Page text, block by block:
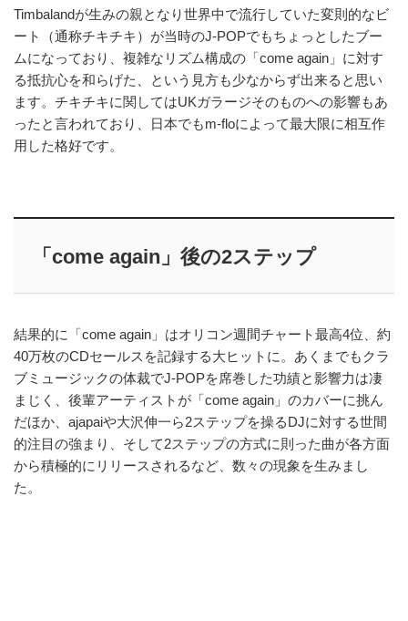
Timbalandが生みの親となり世界中で流行していた変則的なビ
ート（通称チキチキ）が当時のJ-POPでもちょっとしたブー
ムになっており、複雑なリズム構成の「come again」に対す
る抵抗心を和らげた、という見方も少なからず出来ると思い
ます。チキチキに関してはUKガラージそのものへの影響もあ
ったと言われており、日本でもm-floによって最大限に相互作
用した格好です。
「come again」後の2ステップ
結果的に「come again」はオリコン週間チャート最高4位、約
40万枚のCDセールスを記録する大ヒットに。あくまでもクラ
ブミュージックの体裁でJ-POPを席巻した功績と影響力は凄
まじく、後輩アーティストが「come again」のカバーに挑ん
だほか、ajapaiや大沢伸一ら2ステップを操るDJに対する世間
的注目の強まり、そして2ステップの方式に則った曲が各方面
から積極的にリリースされるなど、数々の現象を生みまし
た。